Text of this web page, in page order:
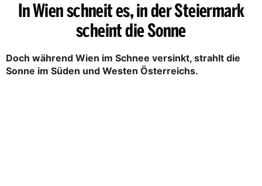
In Wien schneit es, in der Steiermark
scheint die Sonne
Doch während Wien im Schnee versinkt, strahlt die
Sonne im Süden und Westen Österreichs.